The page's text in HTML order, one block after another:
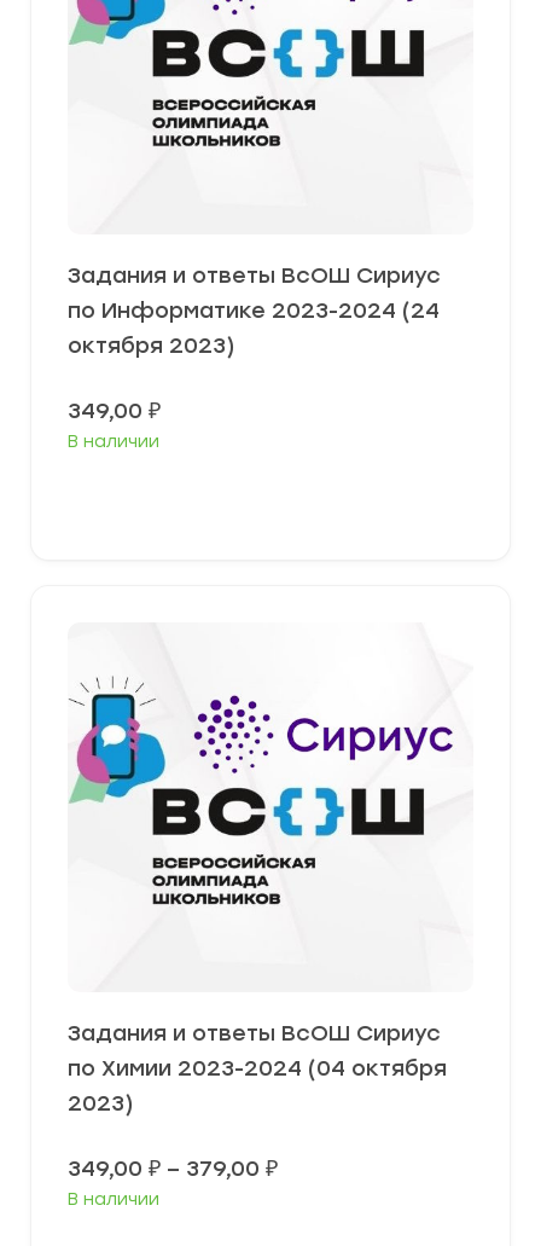
Задания и ответы ВсОШ Сириус
по Информатике 2023-2024 (24
октября 2023)
349,00 ₽
В наличии
Задания и ответы ВсОШ Сириус
по Химии 2023-2024 (04 октября
2023)
349,00 ₽ – 379,00 ₽Диапазон
В наличии